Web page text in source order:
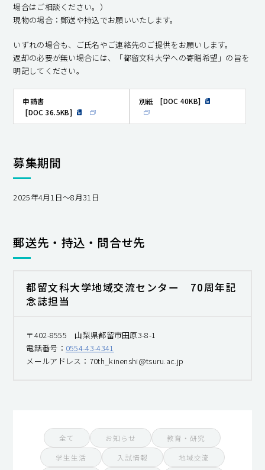
場合はご相談ください。）
現物の場合：郵送や持込でお願いいたします。
いずれの場合も、ご氏名やご連絡先のご提供をお願いします。
返却の必要が無い場合には、「都留文科大学への寄贈希望」の旨を
明記してください。
申請書
[DOC 36.5KB]
別紙 [DOC 40KB]
募集期間
2025年4月1日～8月31日
郵送先・持込・問合せ先
都留文科大学地域交流センター 70周年記
念誌担当
〒402-8555 山梨県都留市田原3-8-1
電話番号： 0554-43-4341
メールアドレス：70th_kinenshi@tsuru.ac.jp
全て お知らせ
教育・研究
学生生活
入試情報
地域交流